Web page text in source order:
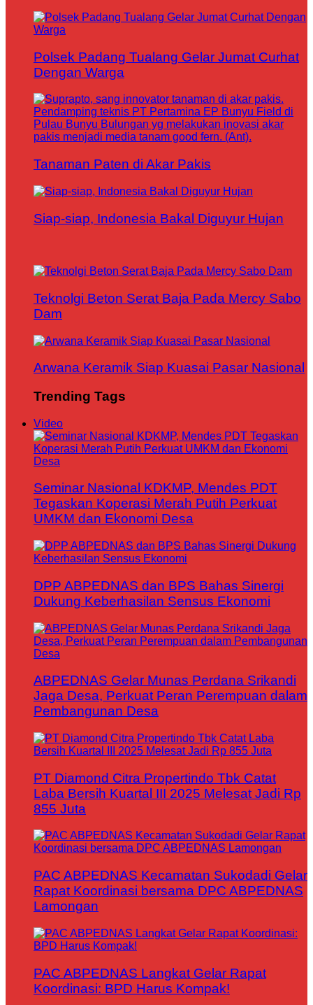
Polsek Padang Tualang Gelar Jumat Curhat
Dengan Warga
Tanaman Paten di Akar Pakis
Siap-siap, Indonesia Bakal Diguyur Hujan
Teknolgi Beton Serat Baja Pada Mercy Sabo
Dam
Arwana Keramik Siap Kuasai Pasar Nasional
Trending Tags
Video
Seminar Nasional KDKMP, Mendes PDT
Tegaskan Koperasi Merah Putih Perkuat
UMKM dan Ekonomi Desa
DPP ABPEDNAS dan BPS Bahas Sinergi
Dukung Keberhasilan Sensus Ekonomi
ABPEDNAS Gelar Munas Perdana Srikandi
Jaga Desa, Perkuat Peran Perempuan dalam
Pembangunan Desa
PT Diamond Citra Propertindo Tbk Catat
Laba Bersih Kuartal III 2025 Melesat Jadi Rp
855 Juta
PAC ABPEDNAS Kecamatan Sukodadi Gelar
Rapat Koordinasi bersama DPC ABPEDNAS
Lamongan
PAC ABPEDNAS Langkat Gelar Rapat
Koordinasi: BPD Harus Kompak!